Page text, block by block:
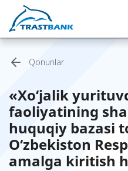
Qonunlar
«Xo‘jalik
faoliyatining
huquqiy bazasi
O‘zbekiston
amalga kiritish